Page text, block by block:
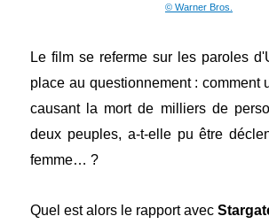
© Warner Bros.
Le film se referme sur les paroles
place au questionnement : comment
causant la mort de milliers de
deux peuples, a-t-elle pu être
femme… ?
Quel est alors le rapport avec